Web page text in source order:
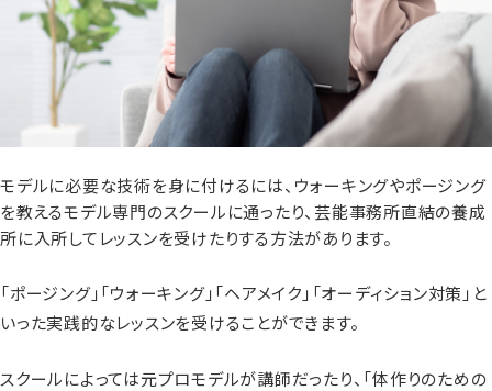
モデルに必要な技術を身に付けるには、ウォーキングやポージング
を教えるモデル専門のスクールに通ったり、芸能事務所直結の養成
所に入所してレッスンを受けたりする方法があります。
「ポージング」「ウォーキング」「ヘアメイク」「オーディション対策」と
いった実践的なレッスンを受けることができます。
スクールによっては元プロモデルが講師だったり、「体作りのための